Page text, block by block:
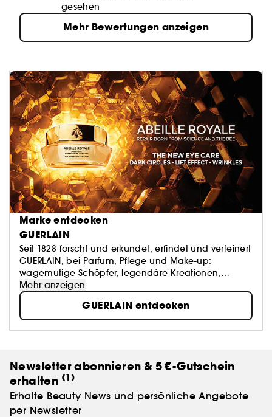
gesehen
Mehr Bewertungen anzeigen
Marke entdecken
GUERLAIN
Seit 1828 forscht und erkundet, erfindet und verfeinert
GUERLAIN, bei Parfum, Pflege und Make-up:
wagemutige Schöpfer, legendäre Kreationen,
unvergängliches Savoir-faire. Natur und Kunst als
Inspirationsquellen – die Kultur des Schönen als
Mehr anzeigen
GUERLAIN entdecken
Newsletter abonnieren & 5 €-Gutschein
erhalten (1)
Erhalte Beauty News und persönliche Angebote
per Newsletter